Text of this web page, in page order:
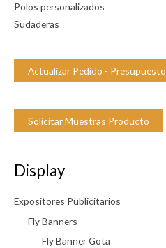
Polos personalizados
Sudaderas
Actualizar Pedido - Presupuesto
Solicitar Muestras Producto
Display
Expositores Publicitarios
Fly Banners
Fly Banner Gota